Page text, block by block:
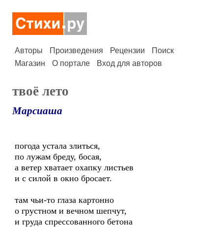
Авторы Произведения Рецензии
Поиск
Магазин
О портале Вход для авторов
твоё лето
Марсиаша
погода устала злиться,
по лужам бреду, босая,
а ветер хватает охапку листьев
и с силой в окно бросает.
там чьи-то глаза картонно
о грустном и вечном шепчут,
и груда спрессованного бетона